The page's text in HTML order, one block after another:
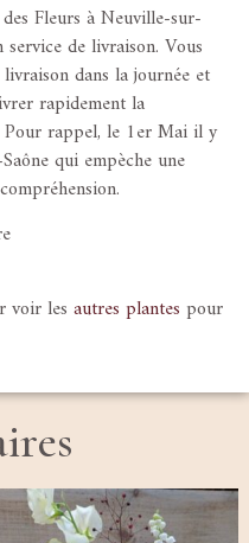
Fleurs à Neuville-sur-
de livraison. Vous
dans la journée et
rapidement la
rappel, le 1er Mai il y
qui empèche une
voir les autres plantes pour